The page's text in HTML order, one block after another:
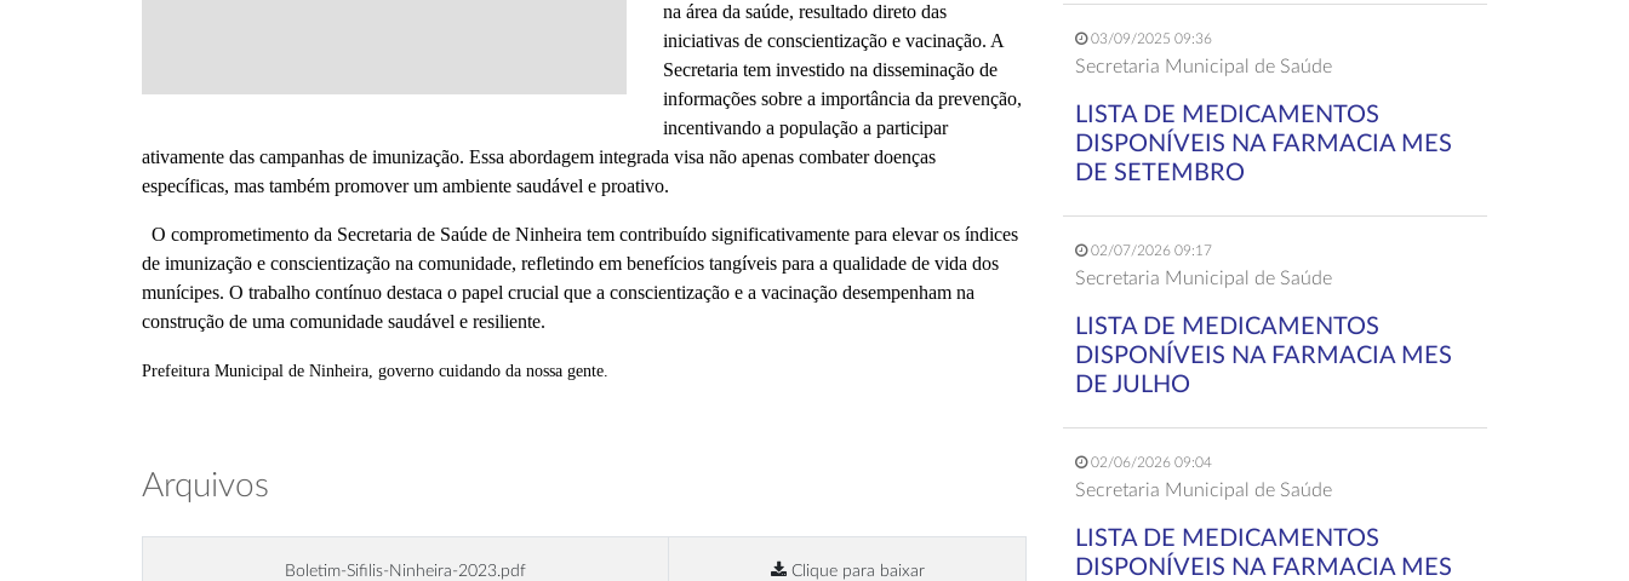
na área da saúde, resultado direto das
iniciativas de conscientização e vacinação. A
Secretaria tem investido na disseminação de
informações sobre a importância da prevenção,
incentivando a população a participar
ativamente das campanhas de imunização. Essa abordagem integrada visa não apenas combater doenças
específicas, mas também promover um ambiente saudável e proativo.
O comprometimento da Secretaria de Saúde de Ninheira tem contribuído significativamente para elevar os índices
de imunização e conscientização na comunidade, refletindo em benefícios tangíveis para a qualidade de vida dos
munícipes. O trabalho contínuo destaca o papel crucial que a conscientização e a vacinação desempenham na
construção de uma comunidade saudável e resiliente.
Prefeitura Municipal de Ninheira, governo cuidando da nossa gente.
Arquivos
Boletim-Sifilis-Ninheira-2023.pdf Clique para baixar
03/09/2025 09:36
Secretaria Municipal de Saúde
LISTA DE MEDICAMENTOS
DISPONÍVEIS NA FARMACIA MES
DE SETEMBRO
02/07/2026 09:17
Secretaria Municipal de Saúde
LISTA DE MEDICAMENTOS
DISPONÍVEIS NA FARMACIA MES
DE JULHO
02/06/2026 09:04
Secretaria Municipal de Saúde
LISTA DE MEDICAMENTOS
DISPONÍVEIS NA FARMACIA MES